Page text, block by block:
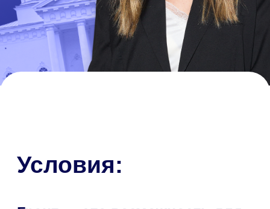
Для участия в конкурсе необходимо заполнить
анкету и подать заявку на этой странице.
Победители будут определены жюри Академией
во главе с Анастасией Постригай.
Грант выдается на конкурсной основе и
покрываетдо 60%стоимости обучения в
Академии.